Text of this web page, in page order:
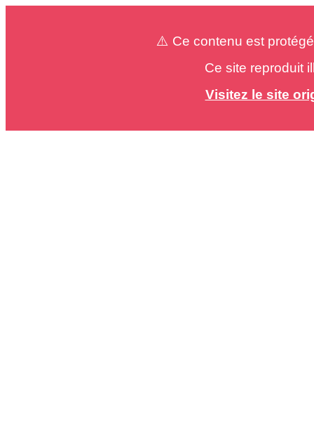
⚠️ Ce contenu est
Ce site reproduit
Visitez le site